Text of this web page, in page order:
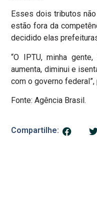
Esses dois tributos
estão fora da
decidido elas
“O IPTU, minha
aumenta, diminui e
com o governo
Fonte: Agência Brasil.
Compartilhe: